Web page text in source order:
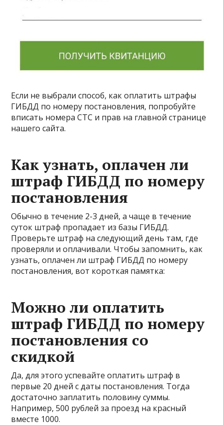
Если не выбрали способ, как оплатить штрафы
ГИБДД по номеру постановления, попробуйте
вписать номера СТС и прав на главной странице
нашего сайта.
Как узнать, оплачен ли
штраф ГИБДД по номеру
постановления
Обычно в течение 2-3 дней, а чаще в течение
суток штраф пропадает из базы ГИБДД.
Проверьте штраф на следующий день там, где
проверяли и оплачивали. Чтобы запомнить, как
узнать, оплачен ли штраф ГИБДД по номеру
постановления, вот короткая памятка:
Можно ли оплатить
штраф ГИБДД по номеру
постановления со
скидкой
Да, для этого успевайте оплатить штраф в
первые 20 дней с даты постановления. Тогда
достаточно заплатить половину суммы.
Например, 500 рублей за проезд на красный
вместе 1000.